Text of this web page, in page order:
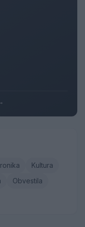
Kultura
Obvestila